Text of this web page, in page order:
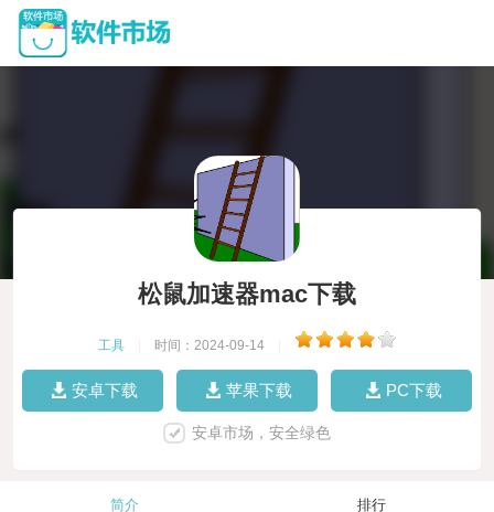
松鼠加速器mac下载
工具 时间：2024-09-14
安卓下载 苹果下载 PC下载
安卓市场，安全绿色
简介 排行